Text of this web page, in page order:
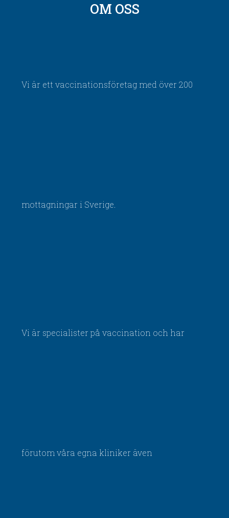
OM OSS
Vi är ett vaccinationsföretag med över 200
mottagningar i Sverige.
Vi är specialister på vaccination och har
förutom våra egna kliniker även